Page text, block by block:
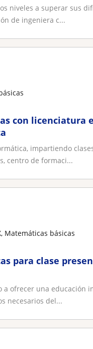
niveles a superar sus
de ingeniera c...
con licenciatura
impartiendo
centro de formaci...
Matemáticas básicas
para clase
a ofrecer una educación
necesarios del...